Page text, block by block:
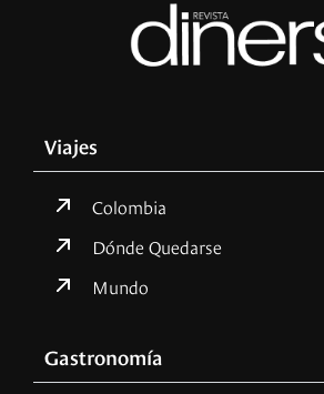
Viajes
Colombia
Dónde Quedarse
Mundo
Gastronomía